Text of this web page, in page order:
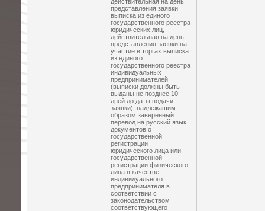
представления заявки
выписка из единого
государственного реестра
юридических лиц,
действительная на день
представления заявки на
участие в торгах выписка
из единого
государственного реестра
индивидуальных
предпринимателей
(выписки должны быть
выданы не позднее 10
дней до даты подачи
заявки), надлежащим
образом заверенный
перевод на русский язык
документов о
государственной
регистрации
юридического лица или
государственной
регистрации физического
лица в качестве
индивидуального
предпринимателя в
соответствии с
законодательством
соответствующего